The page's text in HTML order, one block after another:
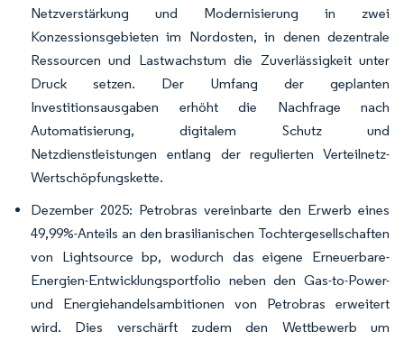
Netzverstärkung und Modernisierung in zwei
Konzessionsgebieten im Nordosten, in denen dezentrale
Ressourcen und Lastwachstum die Zuverlässigkeit unter
Druck setzen. Der Umfang der geplanten
Investitionsausgaben erhöht die Nachfrage nach
Automatisierung, digitalem Schutz und
Netzdienstleistungen entlang der regulierten Verteilnetz-
Wertschöpfungskette.
Dezember 2025: Petrobras vereinbarte den Erwerb eines
49,99%-Anteils an den brasilianischen Tochtergesellschaften
von Lightsource bp, wodurch das eigene Erneuerbare-
Energien-Entwicklungsportfolio neben den Gas-to-Power-
und Energiehandelsambitionen von Petrobras erweitert
wird. Dies verschärft zudem den Wettbewerb um